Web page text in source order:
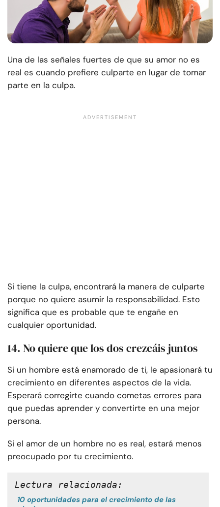
Una de las señales fuertes de que su amor no es
real es cuando prefiere culparte en lugar de tomar
parte en la culpa.
Si tiene la culpa, encontrará la manera de culparte
porque no quiere asumir la responsabilidad. Esto
significa que es probable que te engañe en
cualquier oportunidad.
14. No quiere que los dos crezcáis juntos
Si un hombre está enamorado de ti, le apasionará tu
crecimiento en diferentes aspectos de la vida.
Esperará corregirte cuando cometas errores para
que puedas aprender y convertirte en una mejor
persona.
Si el amor de un hombre no es real, estará menos
preocupado por tu crecimiento.
Lectura relacionada:
10 oportunidades para el crecimiento de las